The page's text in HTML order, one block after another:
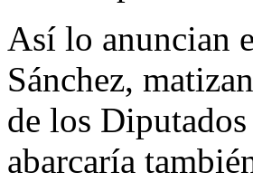
Así lo anuncian
Sánchez,
de los
abarcaría